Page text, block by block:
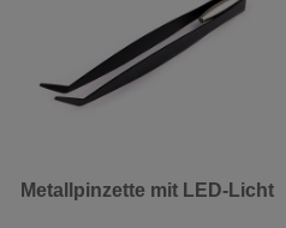
Metallpinzette mit LED-Licht